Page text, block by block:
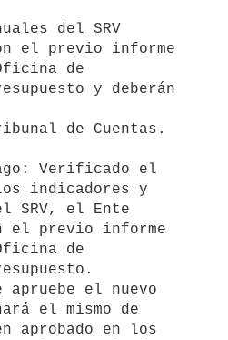
del SRV
el previo informe
de
y deberán
de Cuentas.
Verificado el
indicadores y
SRV, el Ente
el previo informe
de
apruebe el nuevo
el mismo de
aprobado en los